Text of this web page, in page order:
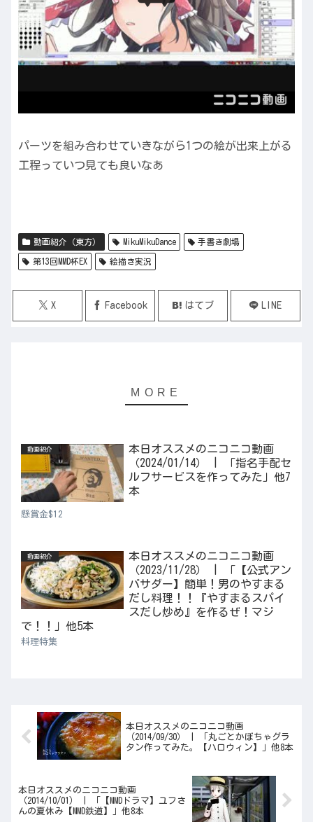
パーツを組み合わせていきながら1つの絵が出来上がる
工程っていつ見ても良いなあ
動画紹介（東方） MikuMikuDance 手書き劇場
第13回MMD杯EX 絵描き実況
X Facebook はてブ LINE
動画紹介
本日オススメのニコニコ動画
（2024/01/14） | 「指名手配セ
ルフサービスを作ってみた」他7
本
懸賞金$12
動画紹介
本日オススメのニコニコ動画
（2023/11/28） | 「【公式アン
バサダー】簡単！男のやすまる
だし料理！！『やすまるスパイ
スだし炒め』を作るぜ！マジ
で！！」他5本
料理特集
本日オススメのニコニコ動画
（2014/09/30） | 「丸ごとかぼちゃグラ
タン作ってみた。【ハロウィン】」他8本
本日オススメのニコニコ動画
（2014/10/01） | 「【MMDドラマ】ユフさ
んの夏休み【MMD鉄道】」他8本